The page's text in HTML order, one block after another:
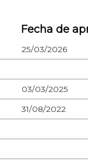
Fecha de
25/03/2026
03/03/2025
31/08/2022